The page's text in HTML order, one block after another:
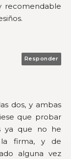
recomendable
Responder
dos, y ambas
que probar
ya que no he
firma, y de
alguna vez